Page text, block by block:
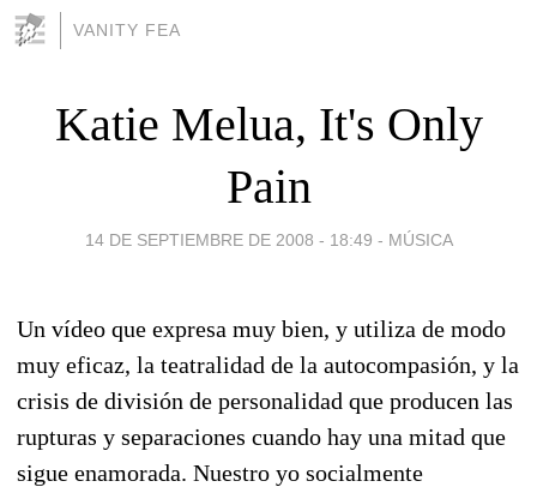
VANITY FEA
Katie Melua, It's Only
Pain
14 DE SEPTIEMBRE DE 2008 - 18:49 - MÚSICA
Un vídeo que expresa muy bien, y utiliza de modo
muy eficaz, la teatralidad de la autocompasión, y la
crisis de división de personalidad que producen las
rupturas y separaciones cuando hay una mitad que
sigue enamorada. Nuestro yo socialmente